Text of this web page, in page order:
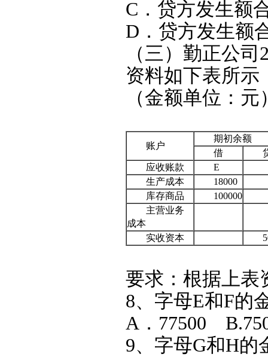
C．贷方发生额
D．贷方发生额
（三）勤正公
资料如下表所示
（金额单位：元
账户
期初余额
借
应收账款
E
生产成本
18000
库存商品
100000
主营业务
成本
实收资本
要求：根据上表
8、字母E和F的
A．77500
9、字母G和H的